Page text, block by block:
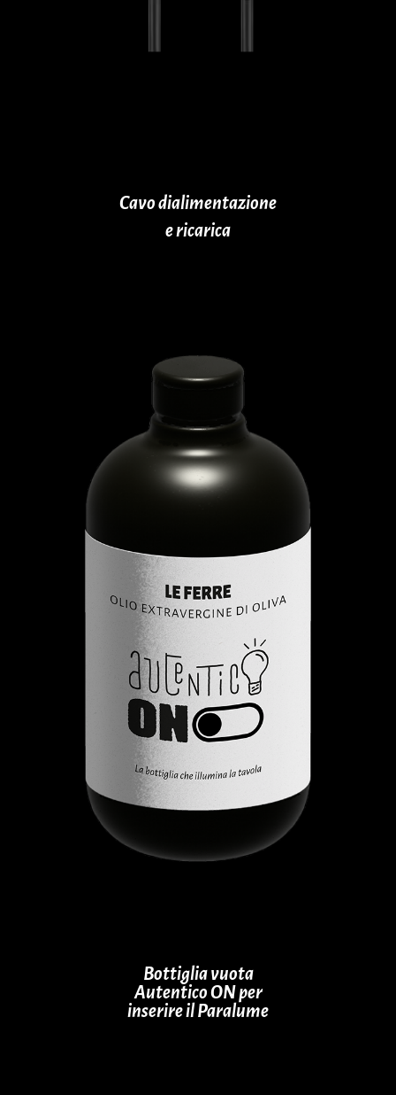
Cavo dialimentazione
e ricarica
Bottiglia vuota
Autentico ON per
inserire il Paralume